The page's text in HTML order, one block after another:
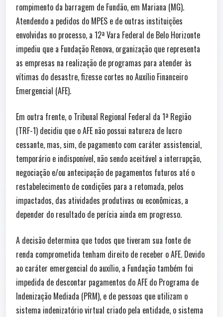
rompimento da barragem de Fundão, em Mariana (MG).
Atendendo a pedidos do MPES e de outras instituições
envolvidas no processo, a 12ª Vara Federal de Belo Horizonte
impediu que a Fundação Renova, organização que representa
as empresas na realização de programas para atender às
vítimas do desastre, fizesse cortes no Auxílio Financeiro
Emergencial (AFE).
Em outra frente, o Tribunal Regional Federal da 1ª Região
(TRF-1) decidiu que o AFE não possui natureza de lucro
cessante, mas, sim, de pagamento com caráter assistencial,
temporário e indisponível, não sendo aceitável a interrupção,
negociação e/ou antecipação de pagamentos futuros até o
restabelecimento de condições para a retomada, pelos
impactados, das atividades produtivas ou econômicas, a
depender do resultado de perícia ainda em progresso.
A decisão determina que todos que tiveram sua fonte de
renda comprometida tenham direito de receber o AFE. Devido
ao caráter emergencial do auxílio, a Fundação também foi
impedida de descontar pagamentos do AFE do Programa de
Indenização Mediada (PRM), e de pessoas que utilizam o
sistema indenizatório virtual criado pela entidade, o sistema